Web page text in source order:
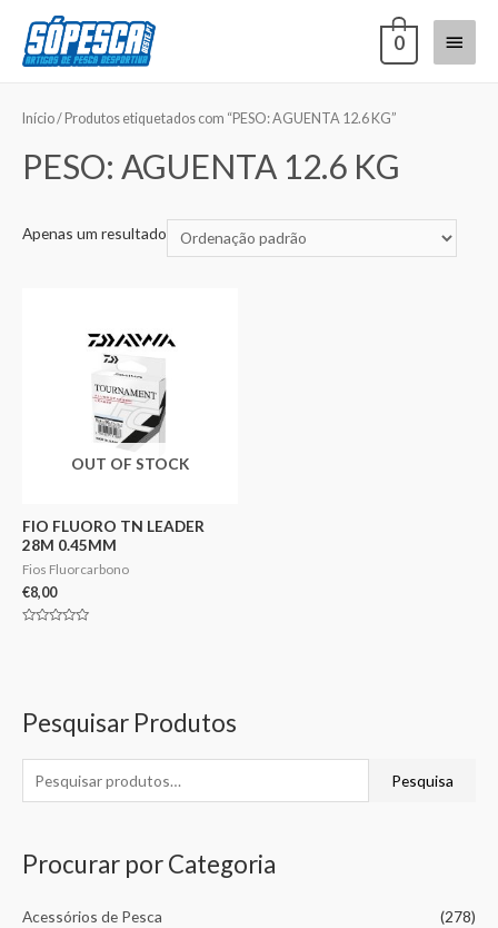
0
Pesquisar Produtos
Pesquisa
Procurar por Categoria
Acessórios de Pesca
(278)
Início/ Produtos etiquetados com “PESO: AGUENTA 12.6 KG”
PESO: AGUENTA 12.6 KG
Apenas um resultado
OUT OF STOCK
FIO FLUORO TN LEADER
28M 0.45MM
Fios Fluorcarbono
€8,00